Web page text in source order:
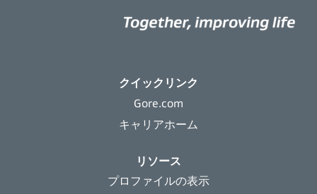
で
。
で
。
クイックリンク
Gore.com
キャリアホーム
リソース
プロファイルの表示